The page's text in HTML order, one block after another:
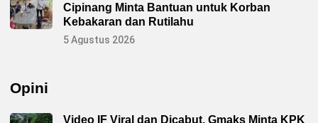
Cipinang Minta Bantuan untuk Korban
Kebakaran dan Rutilahu
5 Agustus 2026
Opini
Video IF Viral dan Dicabut, Gmaks Minta KPK